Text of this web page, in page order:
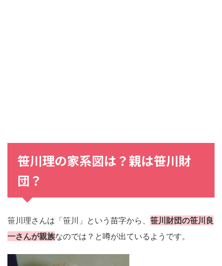
笹川理の家系図は？親は笹川財
団？
笹川理さんは「笹川」という苗字から、 笹川財団の笹川良
一さんが親族なのでは？と噂が出ているようです。